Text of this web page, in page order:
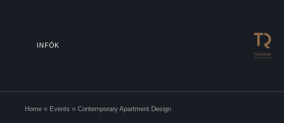
INFÓK
Home Events Contemporary Apartment Design